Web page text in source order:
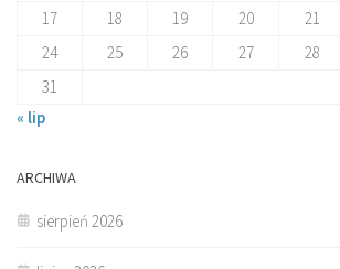
17
18 19 20 21
24
25 26 27 28
31
« lip
ARCHIWA
sierpień 2026